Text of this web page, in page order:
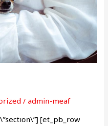
/admin-meaf
[et_pb_row